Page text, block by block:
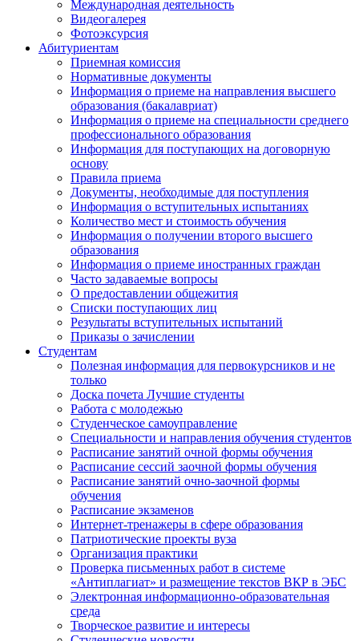
Международная деятельность
Видеогалерея
Фотоэксурсия
Абитуриентам
Приемная комиссия
Нормативные документы
Информация о приеме на направления высшего
образования (бакалавриат)
Информация о приеме на специальности среднего
профессионального образования
Информация для поступающих на договорную
основу
Правила приема
Документы, необходимые для поступления
Информация о вступительных испытаниях
Количество мест и стоимость обучения
Информация о получении второго высшего
образования
Информация о приеме иностранных граждан
Часто задаваемые вопросы
О предоставлении общежития
Списки поступающих лиц
Результаты вступительных испытаний
Приказы о зачислении
Студентам
Полезная информация для первокурсников и не
только
Доска почета Лучшие студенты
Работа с молодежью
Студенческое самоуправление
Специальности и направления обучения студентов
Расписание занятий очной формы обучения
Расписание сессий заочной формы обучения
Расписание занятий очно-заочной формы
обучения
Расписание экзаменов
Интернет-тренажеры в сфере образования
Патриотические проекты вуза
Организация практики
Проверка письменных работ в системе
«Антиплагиат» и размещение текстов ВКР в ЭБС
Электронная информационно-образовательная
среда
Творческое развитие и интересы